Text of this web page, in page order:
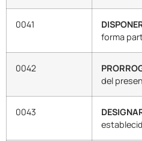
0041
forma
0042
del
0043